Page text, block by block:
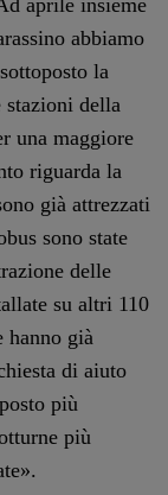
abbiamo
la
stazioni della
una maggiore
riguarda la
già attrezzati
sono state
delle
su altri 110
hanno già
di aiuto
più
più